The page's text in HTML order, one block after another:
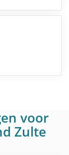
voor
Zulte